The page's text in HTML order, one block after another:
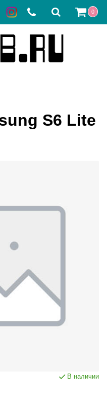
0
S6 Lite
В наличии